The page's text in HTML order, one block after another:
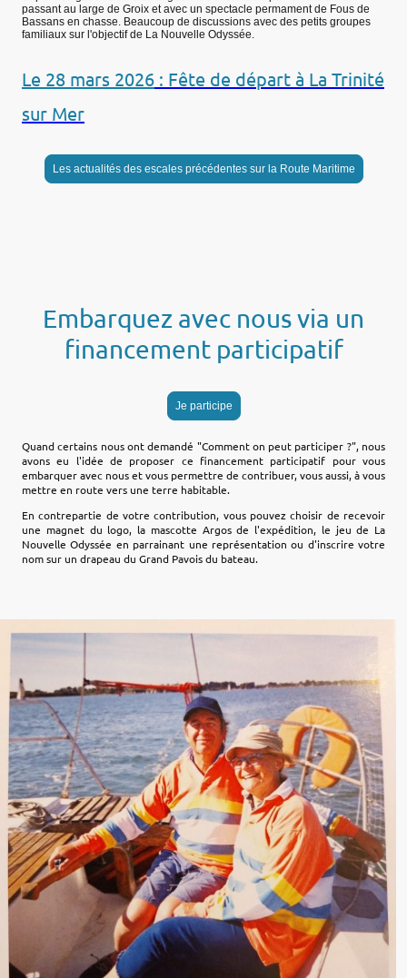
passant au large de Groix et avec un spectacle permament de Fous de
Bassans en chasse. Beaucoup de discussions avec des petits groupes
familiaux sur l'objectif de La Nouvelle Odyssée.
Le 28 mars 2026 : Fête de départ à La Trinité
sur Mer
Les actualités des escales précédentes sur la Route Maritime
Embarquez avec nous via un
financement participatif
Je participe
Quand certains nous ont demandé "Comment on peut participer ?", nous
avons eu l'idée de proposer ce financement participatif pour vous
embarquer avec nous et vous permettre de contribuer, vous aussi, à vous
mettre en route vers une terre habitable.
En contrepartie de votre contribution, vous pouvez choisir de recevoir
une magnet du logo, la mascotte Argos de l'expédition, le jeu de La
Nouvelle Odyssée en parrainant une représentation ou d'inscrire votre
nom sur un drapeau du Grand Pavois du bateau.